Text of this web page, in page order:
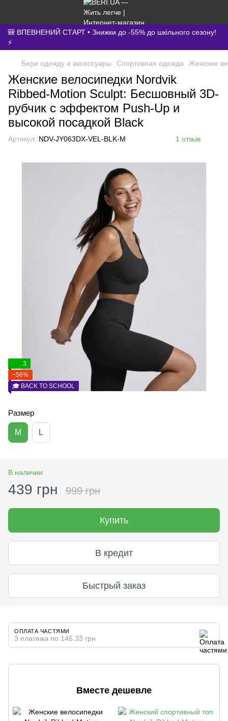
🎒 ВПЕВНЕНИЙ СТАРТ • Знижки до -55% до шкільного сезону!
⚡
Бери одежду и аксессуары Спортивная одежда Женские
Женские велосипедки Nordvik
Ribbed-Motion Sculpt: Бесшовный 3D-
рубчик с эффектом Push-Up и
высокой посадкой Black
Артикул: NDV-JY063DX-VEL-BLK-M 1 отзыв
3
−56%
🎓 BACK TO SCHOOL
Размер
M L
В наличии
439 грн 999 грн
Купить
В кредит
Быстрый заказ
ОПЛАТА ЧАСТЯМИ
3 платежа по 146.33 грн
Вместе дешевле